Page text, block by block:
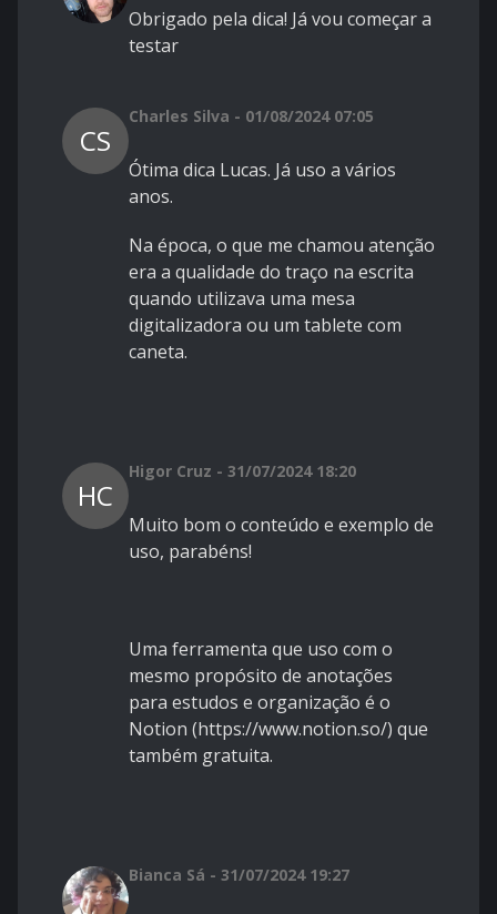
Obrigado pela dica! Já vou começar a
testar
CS
Charles Silva - 01/08/2024 07:05
Ótima dica Lucas. Já uso a vários
anos.
Na época, o que me chamou atenção
era a qualidade do traço na escrita
quando utilizava uma mesa
digitalizadora ou um tablete com
caneta.
HC
Higor Cruz - 31/07/2024 18:20
Muito bom o conteúdo e exemplo de
uso, parabéns!
Uma ferramenta que uso com o
mesmo propósito de anotações
para estudos e organização é o
Notion (https://www.notion.so/) que
também gratuita.
Bianca Sá - 31/07/2024 19:27